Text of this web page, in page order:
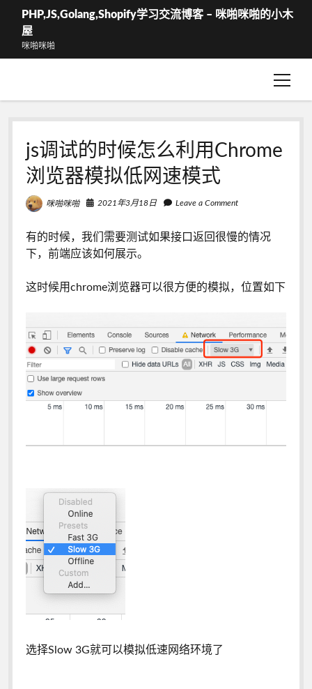
PHP,JS,Golang,Shopify学习交流博客 – 咪啪咪啪的小木
屋
咪啪咪啪
open
js调试的时候怎么利用Chrome
浏览器模拟低网速模式
咪啪咪啪 2021年3月18日 Leave a Comment
有的时候，我们需要测试如果接口返回很慢的情况
下，前端应该如何展示。
这时候用chrome浏览器可以很方便的模拟，位置如下
选择Slow 3G就可以模拟低速网络环境了